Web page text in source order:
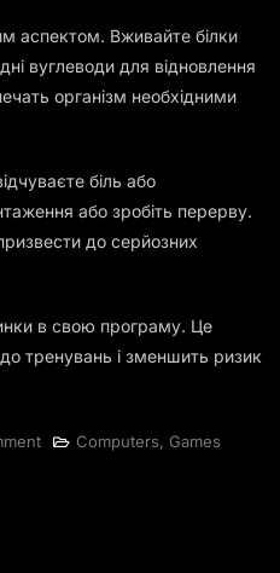
аспектом. Вживайте білки
вуглеводи для відновлення
організм необхідними
біль або
або зробіть перерву.
до серйозних
в свою програму. Це
тренувань і зменшить ризик
Computers, Games